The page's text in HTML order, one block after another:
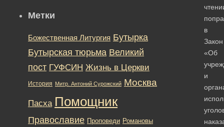
в
Закон
«Об
и
Метки
Божественная Литургия Бутырка
Бутырская тюрьма Великий
пост ГУФСИН Жизнь в Церкви
История Митр. Антоний Сурожский Москва
Пасха Помощник
Православие Проповеди Романовы